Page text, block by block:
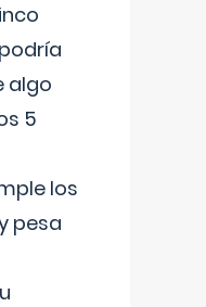
algo
5
los
pesa